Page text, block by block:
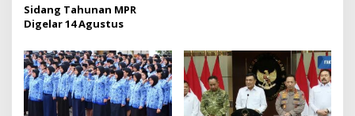
Sidang Tahunan MPR
Digelar 14 Agustus